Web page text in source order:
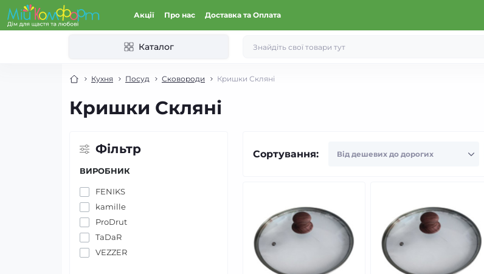
Акції Про нас Доставка та Оплата
Каталог
Кухня Посуд Сковороди Кришки Скляні
Кришки Скляні
Фільтр
ВИРОБНИК
FENIKS
kamille
ProDrut
TaDaR
VEZZER
Сортування: